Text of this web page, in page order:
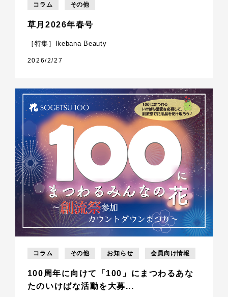
コラム その他
草月2026年春号
［特集］Ikebana Beauty
2026/2/27
コラム その他 お知らせ 会員向け情報
100周年に向けて「100」にまつわるあな
たのいけばな活動を大募...